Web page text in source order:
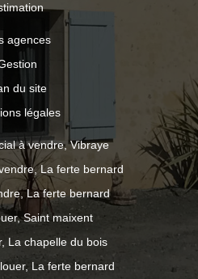
agences
du site
légales
à vendre, Vibraye
La ferte bernard
La ferte bernard
Saint maixent
La chapelle du bois
La ferte bernard